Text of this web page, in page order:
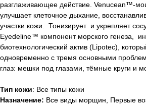
разглаживающее действие. Venucean™-
улучшает клеточное дыхание,
участки кожи. Тонизирует и укрепляет
Eyedeline™ компонент морского генеза,
биотехнологический актив (Lipotec),
одновременно с тремя основными
глаз: мешки под глазами, тёмные круги и
Тип кожи: Все типы кожи
Назначение: Все виды морщин, Первые